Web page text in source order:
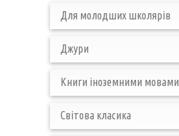
Для молодших школярів
Джури
Книги іноземними мовами
Світова класика